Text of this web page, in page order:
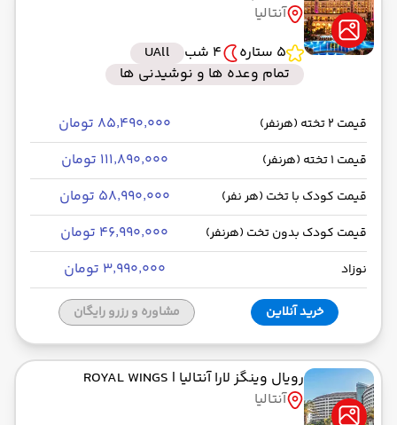
آنتالیا
5 ستاره
4 شب
UAll
تمام وعده ها و نوشیدنی ها
قیمت 2 تخته (هرنفر) ۸۵٬۴۹۰٬۰۰۰ تومان
قیمت 1 تخته (هرنفر) ۱۱۱٬۸۹۰٬۰۰۰ تومان
قیمت کودک با تخت (هر نفر) ۵۸٬۹۹۰٬۰۰۰ تومان
قیمت کودک بدون تخت (هرنفر) ۴۶٬۹۹۰٬۰۰۰ تومان
نوزاد ۳٬۹۹۰٬۰۰۰ تومان
خرید آنلاین مشاوره و رزرو رایگان
رویال وینگز لارا آنتالیا | ROYAL WINGS
آنتالیا